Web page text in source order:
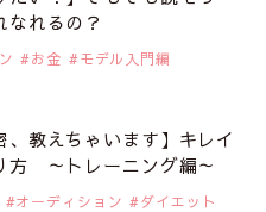
なれるの？
お金
モデル入門編
、教えちゃいます】キレイ
方 ～トレーニング編～
オーディション
ダイエット